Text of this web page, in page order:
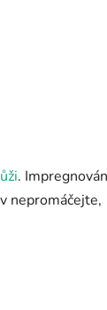
.
nepromáčejte,